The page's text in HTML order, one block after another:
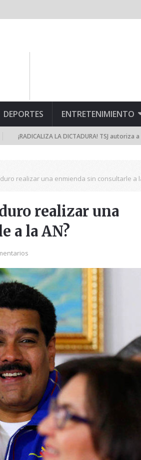
DEPORTES ENTRETENIMIENTO
LA DICTADURA! TSJ autoriza a
realizar una enmienda sin consultarle a
realizar una
a la AN?